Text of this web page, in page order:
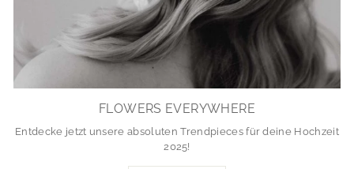
FLOWERS EVERYWHERE
Entdecke jetzt unsere absoluten Trendpieces für deine Hochzeit
2025!